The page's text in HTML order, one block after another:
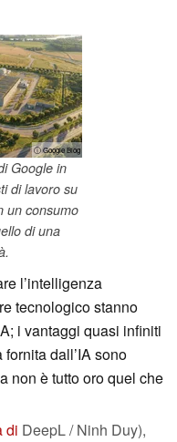
ⓘ Google Blog
Google in
di lavoro su
un consumo
di una
l’intelligenza
tecnologico stanno
i vantaggi quasi infiniti
dall’IA sono
non è tutto oro quel che
di DeepL / Ninh Duy),